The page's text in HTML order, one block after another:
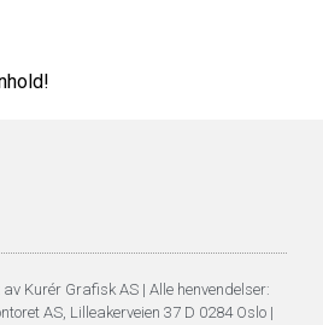
Kurér Grafisk AS | Alle henvendelser:
AS, Lilleakerveien 37 D 0284 Oslo |